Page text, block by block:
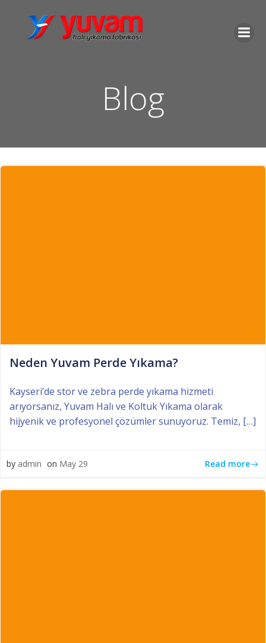
geç
Blog
Neden Yuvam Perde Yıkama?
Kayseri’de stor ve zebra perde yıkama hizmeti
arıyorsanız, Yuvam Halı ve Koltuk Yıkama olarak
hijyenik ve profesyonel çözümler sunuyoruz. Temiz, […]
by admin on May 29 Read more